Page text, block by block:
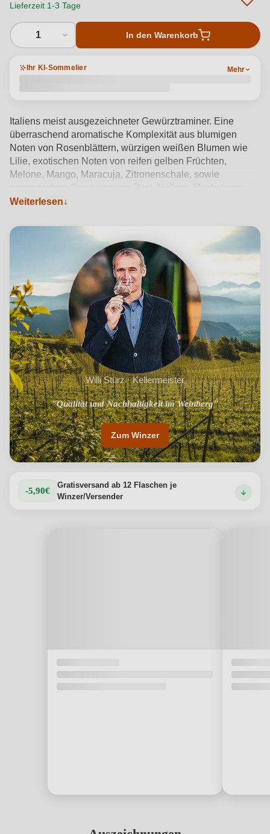
Lieferzeit 1-3 Tage
1 In den Warenkorb
Ihr KI-Sommelier Mehr
Italiens meist ausgezeichneter Gewürztraminer. Eine
überraschend aromatische Komplexität aus blumigen
Noten von Rosenblättern, würzigen weißen Blumen wie
Lilie, exotischen Noten von reifen gelben Früchten,
Melone, Mango, Maracuja, Zitronenschale, sowie
Ingwer, Safran. Vollmundig, tiefgründig, würzig, saftig, mit
die mit zunehmendem Alter noch verführerischer wird, und
mit einem äußerst anhaltenden Abgang.
Produktdetails anzeigen →
Weiterlesen
Willi Stürz · Kellermeister
"Qualität und Nachhaltigkeit im Weinberg"
"Erkennbarkeit des Terroir in jeder Flasche"
Zum Winzer
-5,90€
Gratisversand ab 12 Flaschen je
Winzer/Versender